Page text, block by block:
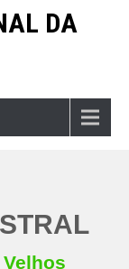
DA